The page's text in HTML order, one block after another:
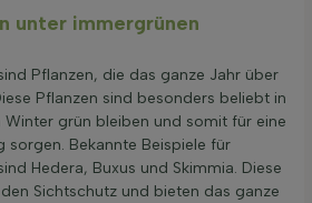
unter immergrünen
Pflanzen, die das ganze Jahr über
Pflanzen sind besonders beliebt in
Winter grün bleiben und somit für eine
sorgen. Bekannte Beispiele für
Hedera, Buxus und Skimmia. Diese
Sichtschutz und bieten das ganze